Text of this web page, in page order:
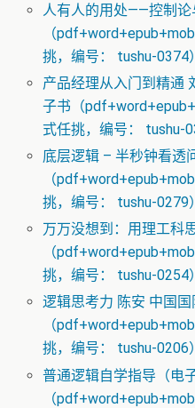
人有人的用处——控制论
（
挑，编号： tushu-0374）
产品经理从入门到精通
子书（
式任挑，编号： tushu-
底层逻辑 – 半秒钟看透
（
挑，编号： tushu-0279）
万万没想到：用理工科
（
挑，编号： tushu-0254）
逻辑思考力 陈安 中国
（
挑，编号： tushu-0206）
普通逻辑自学指导（电
（